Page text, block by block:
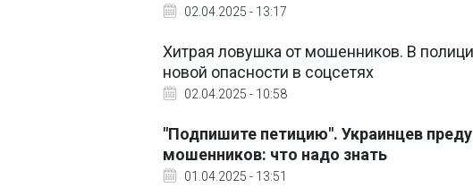
02.04.2025 - 13:17
Хитрая ловушка от мошенников. В
новой опасности в соцсетях
02.04.2025 - 10:58
"Подпишите петицию". Украинцев
мошенников: что надо знать
01.04.2025 - 13:51